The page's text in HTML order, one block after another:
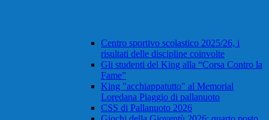
Centro sportivo scolastico 2025/26, i
risultati delle discipline coinvolte
Gli studenti del King alla “Corsa Contro la
Fame”
King "acchiappatutto" al Memorial
Loredana Piaggio di pallanuoto
CSS di Pallanuoto 2026